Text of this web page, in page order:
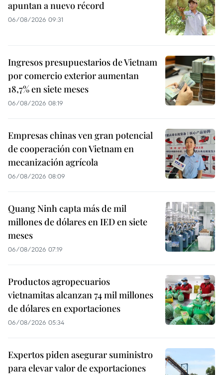
apuntan a nuevo récord
06/08/2026 09:31
Ingresos presupuestarios de Vietnam
por comercio exterior aumentan
18,7% en siete meses
06/08/2026 08:19
Empresas chinas ven gran potencial
de cooperación con Vietnam en
mecanización agrícola
06/08/2026 08:09
Quang Ninh capta más de mil
millones de dólares en IED en siete
meses
06/08/2026 07:19
Productos agropecuarios
vietnamitas alcanzan 74 mil millones
de dólares en exportaciones
06/08/2026 05:34
Expertos piden asegurar suministro
para elevar valor de exportaciones